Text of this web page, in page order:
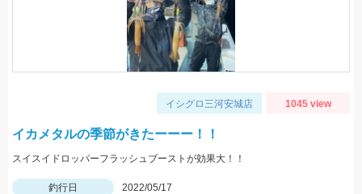
イシグロ三河安城店 1045 view
イカメタルの季節がきたーーー！！
スイスイドロッパーフラッシュブーストが効果大！！
釣行日
2022/05/17